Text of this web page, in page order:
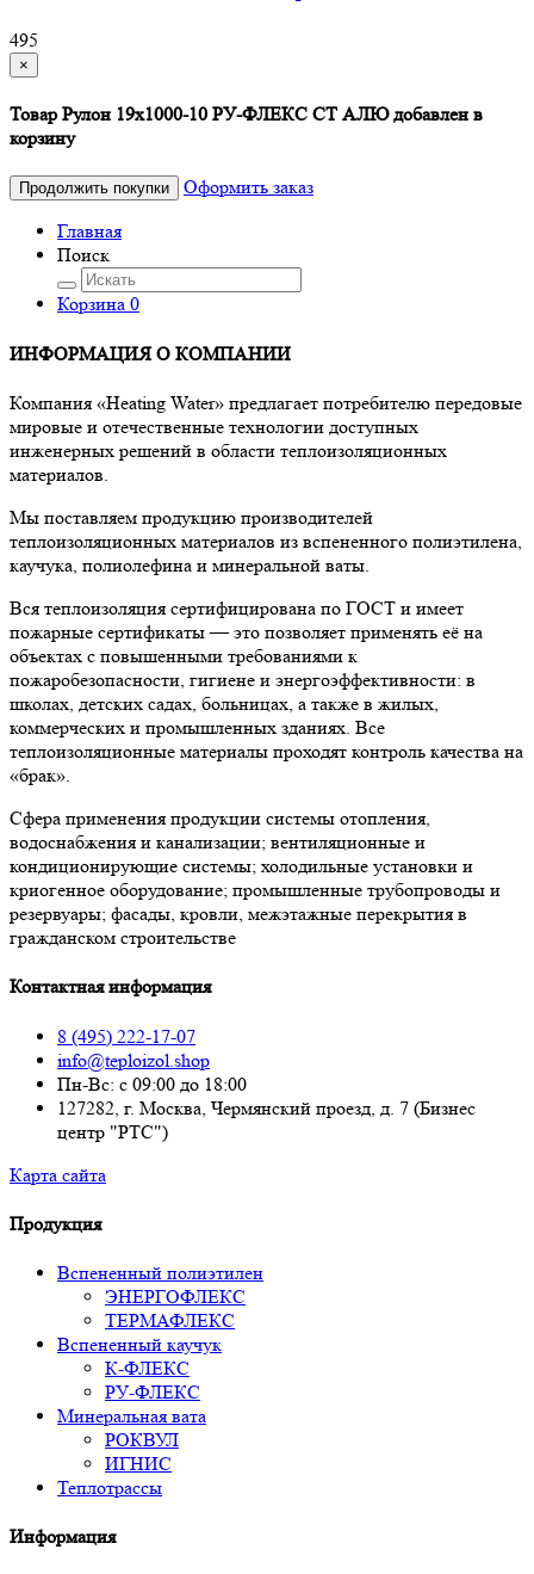
495
×
Товар Рулон 19х1000-10 РУ-ФЛЕКС СТ АЛЮ добавлен в
корзину
Продолжить покупки
Оформить заказ
Главная
Поиск
Корзина 0
ИНФОРМАЦИЯ О КОМПАНИИ
Компания «Heating Water» предлагает потребителю передовые
мировые и отечественные технологии доступных
инженерных решений в области теплоизоляционных
материалов.
Мы поставляем продукцию производителей
теплоизоляционных материалов из вспененного полиэтилена,
каучука, полиолефина и минеральной ваты.
Вся теплоизоляция сертифицирована по ГОСТ и имеет
пожарные сертификаты — это позволяет применять её на
объектах с повышенными требованиями к
пожаробезопасности, гигиене и энергоэффективности: в
школах, детских садах, больницах, а также в жилых,
коммерческих и промышленных зданиях. Все
теплоизоляционные материалы проходят контроль качества на
«брак».
Сфера применения продукции системы отопления,
водоснабжения и канализации; вентиляционные и
кондиционирующие системы; холодильные установки и
криогенное оборудование; промышленные трубопроводы и
резервуары; фасады, кровли, межэтажные перекрытия в
гражданском строительстве
Контактная информация
8 (495) 222-17-07
info@teploizol.shop
Пн-Вс: с 09:00 до 18:00
127282, г. Москва, Чермянский проезд, д. 7 (Бизнес
центр "РТС")
Карта сайта
Продукция
Вспененный полиэтилен
ЭНЕРГОФЛЕКС
ТЕРМАФЛЕКС
Вспененный каучук
К-ФЛЕКС
РУ-ФЛЕКС
Минеральная вата
РОКВУЛ
ИГНИС
Теплотрассы
Информация